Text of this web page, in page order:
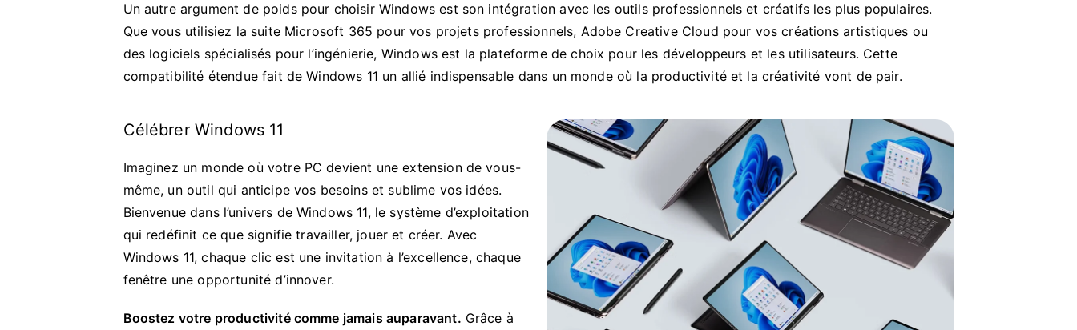
Un autre argument de poids pour choisir Windows est son intégration avec les outils professionnels et créatifs les plus populaires.
Que vous utilisiez la suite Microsoft 365 pour vos projets professionnels, Adobe Creative Cloud pour vos créations artistiques ou
des logiciels spécialisés pour l’ingénierie, Windows est la plateforme de choix pour les développeurs et les utilisateurs. Cette
compatibilité étendue fait de Windows 11 un allié indispensable dans un monde où la productivité et la créativité vont de pair.
Célébrer Windows 11
Imaginez un monde où votre PC devient une extension de vous-
même, un outil qui anticipe vos besoins et sublime vos idées.
Bienvenue dans l’univers de Windows 11, le système d’exploitation
qui redéfinit ce que signifie travailler, jouer et créer. Avec
Windows 11, chaque clic est une invitation à l’excellence, chaque
fenêtre une opportunité d’innover.
Boostez votre productivité comme jamais auparavant. Grâce à